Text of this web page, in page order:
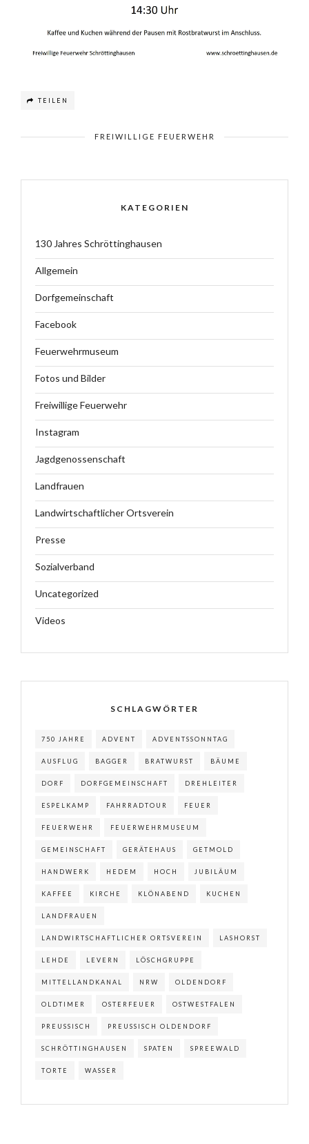
TEILEN
FREIWILLIGE FEUERWEHR
KATEGORIEN
130 Jahres Schröttinghausen
Allgemein
Dorfgemeinschaft
Facebook
Feuerwehrmuseum
Fotos und Bilder
Freiwillige Feuerwehr
Instagram
Jagdgenossenschaft
Landfrauen
Landwirtschaftlicher Ortsverein
Presse
Sozialverband
Uncategorized
Videos
SCHLAGWÖRTER
750 JAHRE ADVENT ADVENTSSONNTAG
AUSFLUG BAGGER BRATWURST BÄUME
DORF DORFGEMEINSCHAFT DREHLEITER
ESPELKAMP FAHRRADTOUR FEUER
FEUERWEHR FEUERWEHRMUSEUM
GEMEINSCHAFT GERÄTEHAUS GETMOLD
HANDWERK HEDEM HOCH JUBILÄUM
KAFFEE KIRCHE KLÖNABEND KUCHEN
LANDFRAUEN
LANDWIRTSCHAFTLICHER ORTSVEREIN LASHORST
LEHDE LEVERN LÖSCHGRUPPE
MITTELLANDKANAL NRW OLDENDORF
OLDTIMER OSTERFEUER OSTWESTFALEN
PREUSSISCH PREUSSISCH OLDENDORF
SCHRÖTTINGHAUSEN SPATEN SPREEWALD
TORTE WASSER